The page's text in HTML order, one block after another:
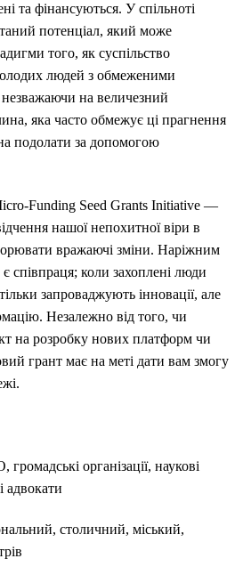
та фінансуються. У спільноті
потенціал, який може
того, як суспільство
людей з обмеженими
на величезний
яка часто обмежує ці прагнення
подолати за допомогою
Funding Seed Grants Initiative —
нашої непохитної віри в
вражаючі зміни. Наріжним
є співпраця; коли захоплені люди
запроваджують інновації, але
Незалежно від того, чи
на розробку нових платформ чи
грант має на меті дати вам змогу
організації, наукові
адвокати
столичний, міський,